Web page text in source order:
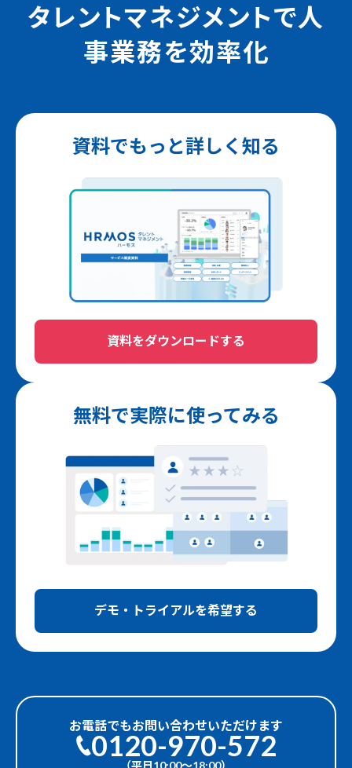
タレントマネジメントで人
事業務を効率化
資料でもっと詳しく知る
資料をダウンロードする
無料で実際に使ってみる
デモ・トライアルを希望する
お電話でもお問い合わせいただけます
0120-970-572
（平日10:00〜18:00）